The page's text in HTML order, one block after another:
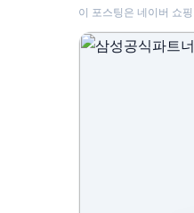
이 포스팅은 네이버 쇼